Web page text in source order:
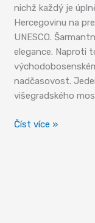
nichž každý je
Hercegovinu na
UNESCO.
elegance. Naproti
nadčasovost.
višegradského
Nesmrtelný
Číst více »